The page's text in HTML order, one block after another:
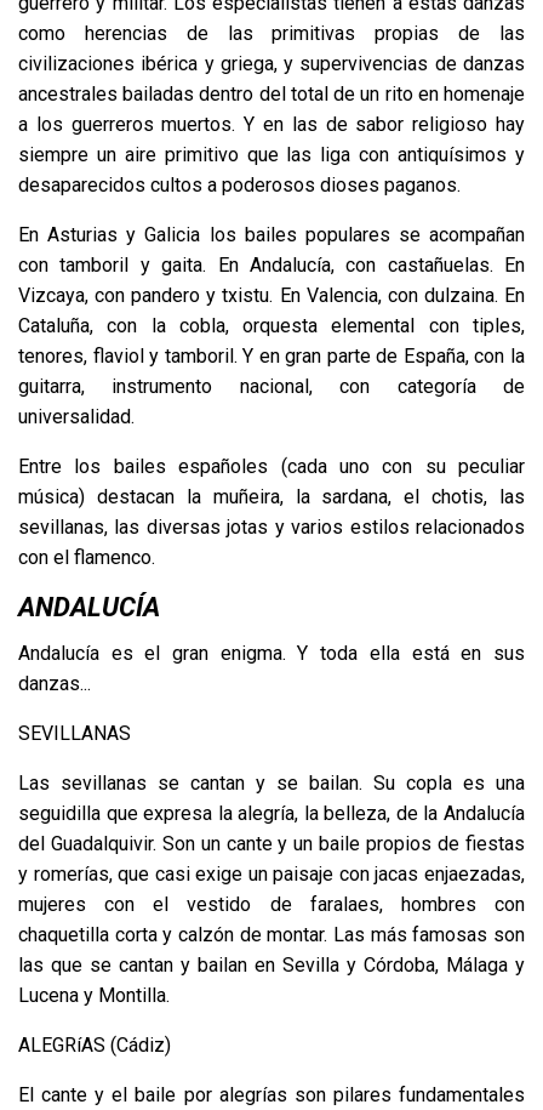
como herencias de las primitivas propias de las
civilizaciones ibérica y griega, y supervivencias de danzas
ancestrales bailadas dentro del total de un rito en homenaje
a los guerreros muertos. Y en las de sabor religioso hay
siempre un aire primitivo que las liga con antiquísimos y
desaparecidos cultos a poderosos dioses paganos.
En Asturias y Galicia los bailes populares se acompañan
con tamboril y gaita. En Andalucía, con castañuelas. En
Vizcaya, con pandero y txistu. En Valencia, con dulzaina. En
Cataluña, con la cobla, orquesta elemental con tiples,
tenores, flaviol y tamboril. Y en gran parte de España, con la
guitarra, instrumento nacional, con categoría de
universalidad.
Entre los bailes españoles (cada uno con su peculiar
música) destacan la muñeira, la sardana, el chotis, las
sevillanas, las diversas jotas y varios estilos relacionados
con el flamenco.
ANDALUCÍA
Andalucía es el gran enigma. Y toda ella está en sus
danzas...
SEVILLANAS
Las sevillanas se cantan y se bailan. Su copla es una
seguidilla que expresa la alegría, la belleza, de la Andalucía
del Guadalquivir. Son un cante y un baile propios de fiestas
y romerías, que casi exige un paisaje con jacas enjaezadas,
mujeres con el vestido de faralaes, hombres con
chaquetilla corta y calzón de montar. Las más famosas son
las que se cantan y bailan en Sevilla y Córdoba, Málaga y
Lucena y Montilla.
ALEGRíAS (Cádiz)
El cante y el baile por alegrías son pilares fundamentales